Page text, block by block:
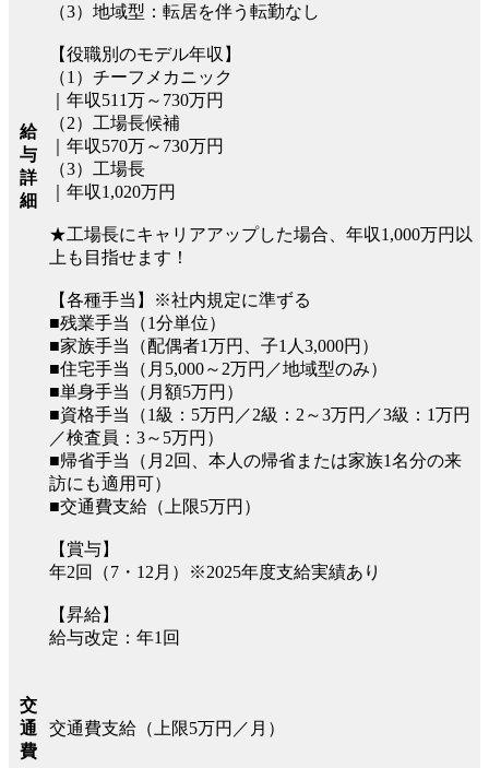
給
与
詳
細
（3）地域型：転居を伴う転勤なし
【役職別のモデル年収】
（1）チーフメカニック
｜年収511万～730万円
（2）工場長候補
｜年収570万～730万円
（3）工場長
｜年収1,020万円
★工場長にキャリアアップした場合、年収1,000万円以
上も目指せます！
【各種手当】※社内規定に準ずる
■残業手当（1分単位）
■家族手当（配偶者1万円、子1人3,000円）
■住宅手当（月5,000～2万円／地域型のみ）
■単身手当（月額5万円）
■資格手当（1級：5万円／2級：2～3万円／3級：1万円
／検査員：3～5万円）
■帰省手当（月2回、本人の帰省または家族1名分の来
訪にも適用可）
■交通費支給（上限5万円）
【賞与】
年2回（7・12月）※2025年度支給実績あり
【昇給】
給与改定：年1回
交
通
費
交通費支給（上限5万円／月）